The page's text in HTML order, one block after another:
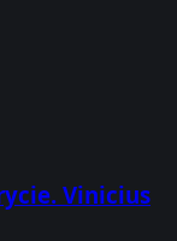
Vinicius